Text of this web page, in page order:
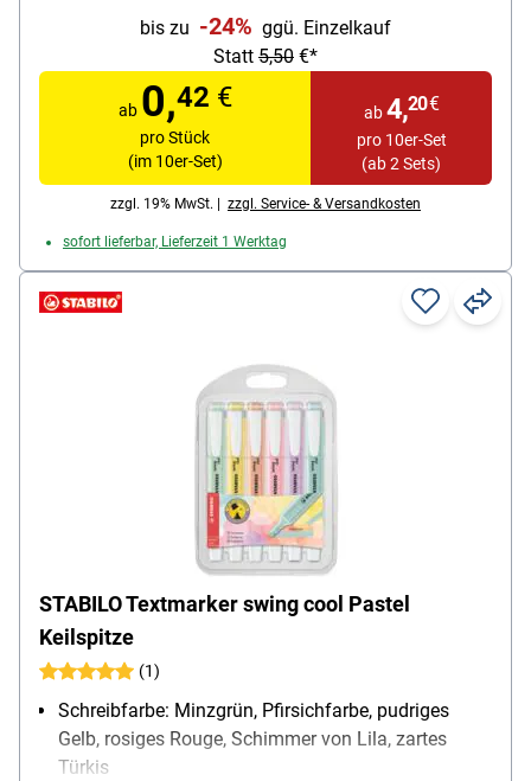
Besonderheiten: starke Leuchtkraft; Kappe mit
Taschenclip
Inhalt pro Pack: 10 Stück
bis zu -24% ggü. Einzelkauf
Statt 5,50 €*
ab 0,42 €
pro Stück
(im 10er-Set)
ab4,20€
pro 10er-Set
(ab 2 Sets)
zzgl. 19% MwSt. | zzgl. Service- & Versandkosten
sofort lieferbar, Lieferzeit 1 Werktag
STABILO Textmarker swing cool Pastel
Keilspitze
(1)
Schreibfarbe: Minzgrün, Pfirsichfarbe, pudriges
Gelb, rosiges Rouge, Schimmer von Lila, zartes
Türkis